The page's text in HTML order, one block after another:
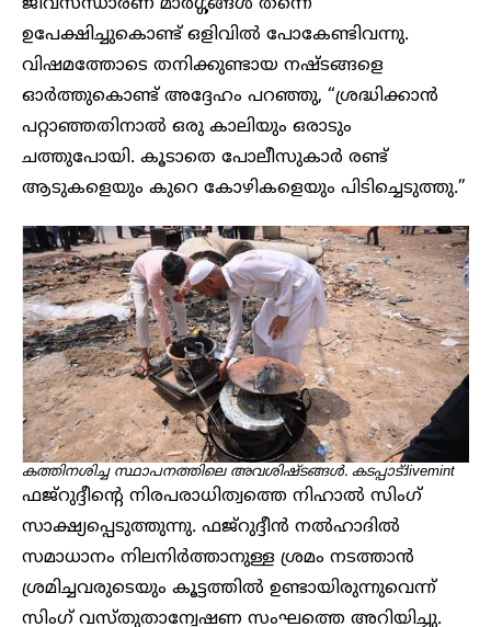
ഉപേക്ഷിച്ചുകൊണ്ട് ഒളിവിൽ പോകേണ്ടിവന്നു.
വിഷമത്തോടെ തനിക്കുണ്ടായ നഷ്ടങ്ങളെ
ഓർത്തുകൊണ്ട് അദ്ദേഹം പറഞ്ഞു, “ശ്രദ്ധിക്കാൻ
പറ്റാഞ്ഞതിനാൽ ഒരു കാലിയും ഒരാടും
ചത്തുപോയി. കൂടാതെ പോലീസുകാർ രണ്ട്
ആടുകളെയും കുറെ കോഴികളെയും പിടിച്ചെടുത്തു.”
കത്തിനശിച്ച സ്ഥാപനത്തിലെ അവശിഷ്ടങ്ങൾ. കടപ്പാട്:livemint
ഫജ്‌റുദ്ദീന്റെ നിരപരാധിത്വത്തെ നിഹാൽ സിംഗ്
സാക്ഷ്യപ്പെടുത്തുന്നു. ഫജ്‌റുദ്ദീൻ നൽഹാദിൽ
സമാധാനം നിലനിർത്താനുള്ള ശ്രമം നടത്താൻ
ശ്രമിച്ചവരുടെയും കൂട്ടത്തിൽ ഉണ്ടായിരുന്നുവെന്ന്
സിംഗ് വസ്തുതാന്വേഷണ സംഘത്തെ അറിയിച്ചു.